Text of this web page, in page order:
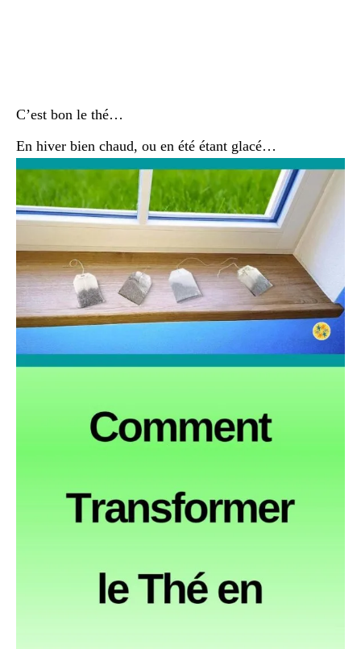
C’est bon le thé…
En hiver bien chaud, ou en été étant glacé…